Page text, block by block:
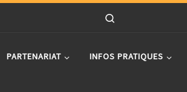
PARTENARIAT INFOS PRATIQUES